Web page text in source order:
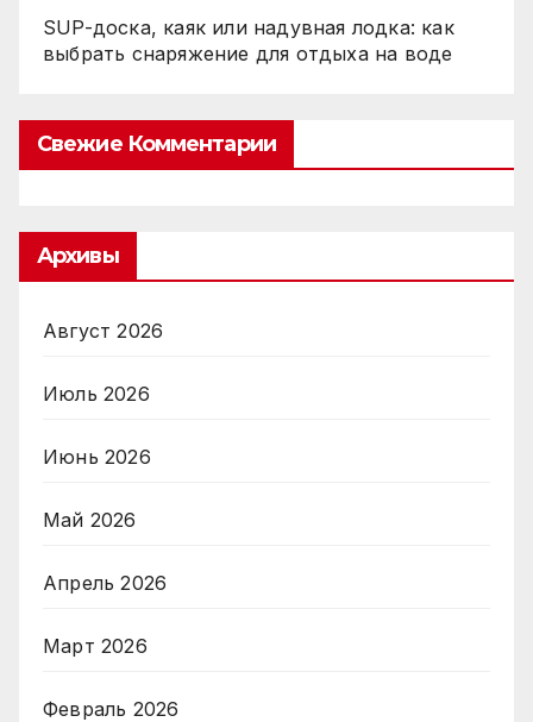
SUP-доска, каяк или надувная лодка: как
выбрать снаряжение для отдыха на воде
Свежие Комментарии
Архивы
Август 2026
Июль 2026
Июнь 2026
Май 2026
Апрель 2026
Март 2026
Февраль 2026